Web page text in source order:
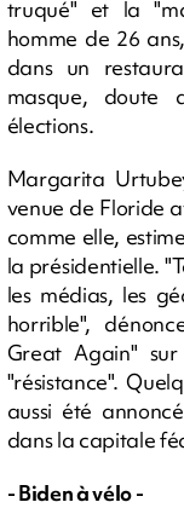
truqué" et la
homme de 26
dans un
masque, doute
élections.
Margarita
venue de Floride
comme elle,
la présidentielle.
les médias, les
horrible",
Great Again"
"résistance".
aussi été
dans la capitale
- Biden à vélo -